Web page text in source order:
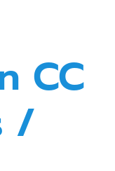
CC
/